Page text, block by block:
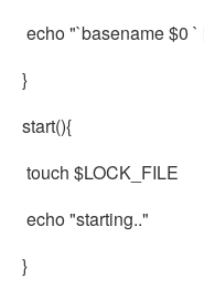
echo "`basename $0
}
start(){
touch $LOCK_FILE
echo "starting.."
}